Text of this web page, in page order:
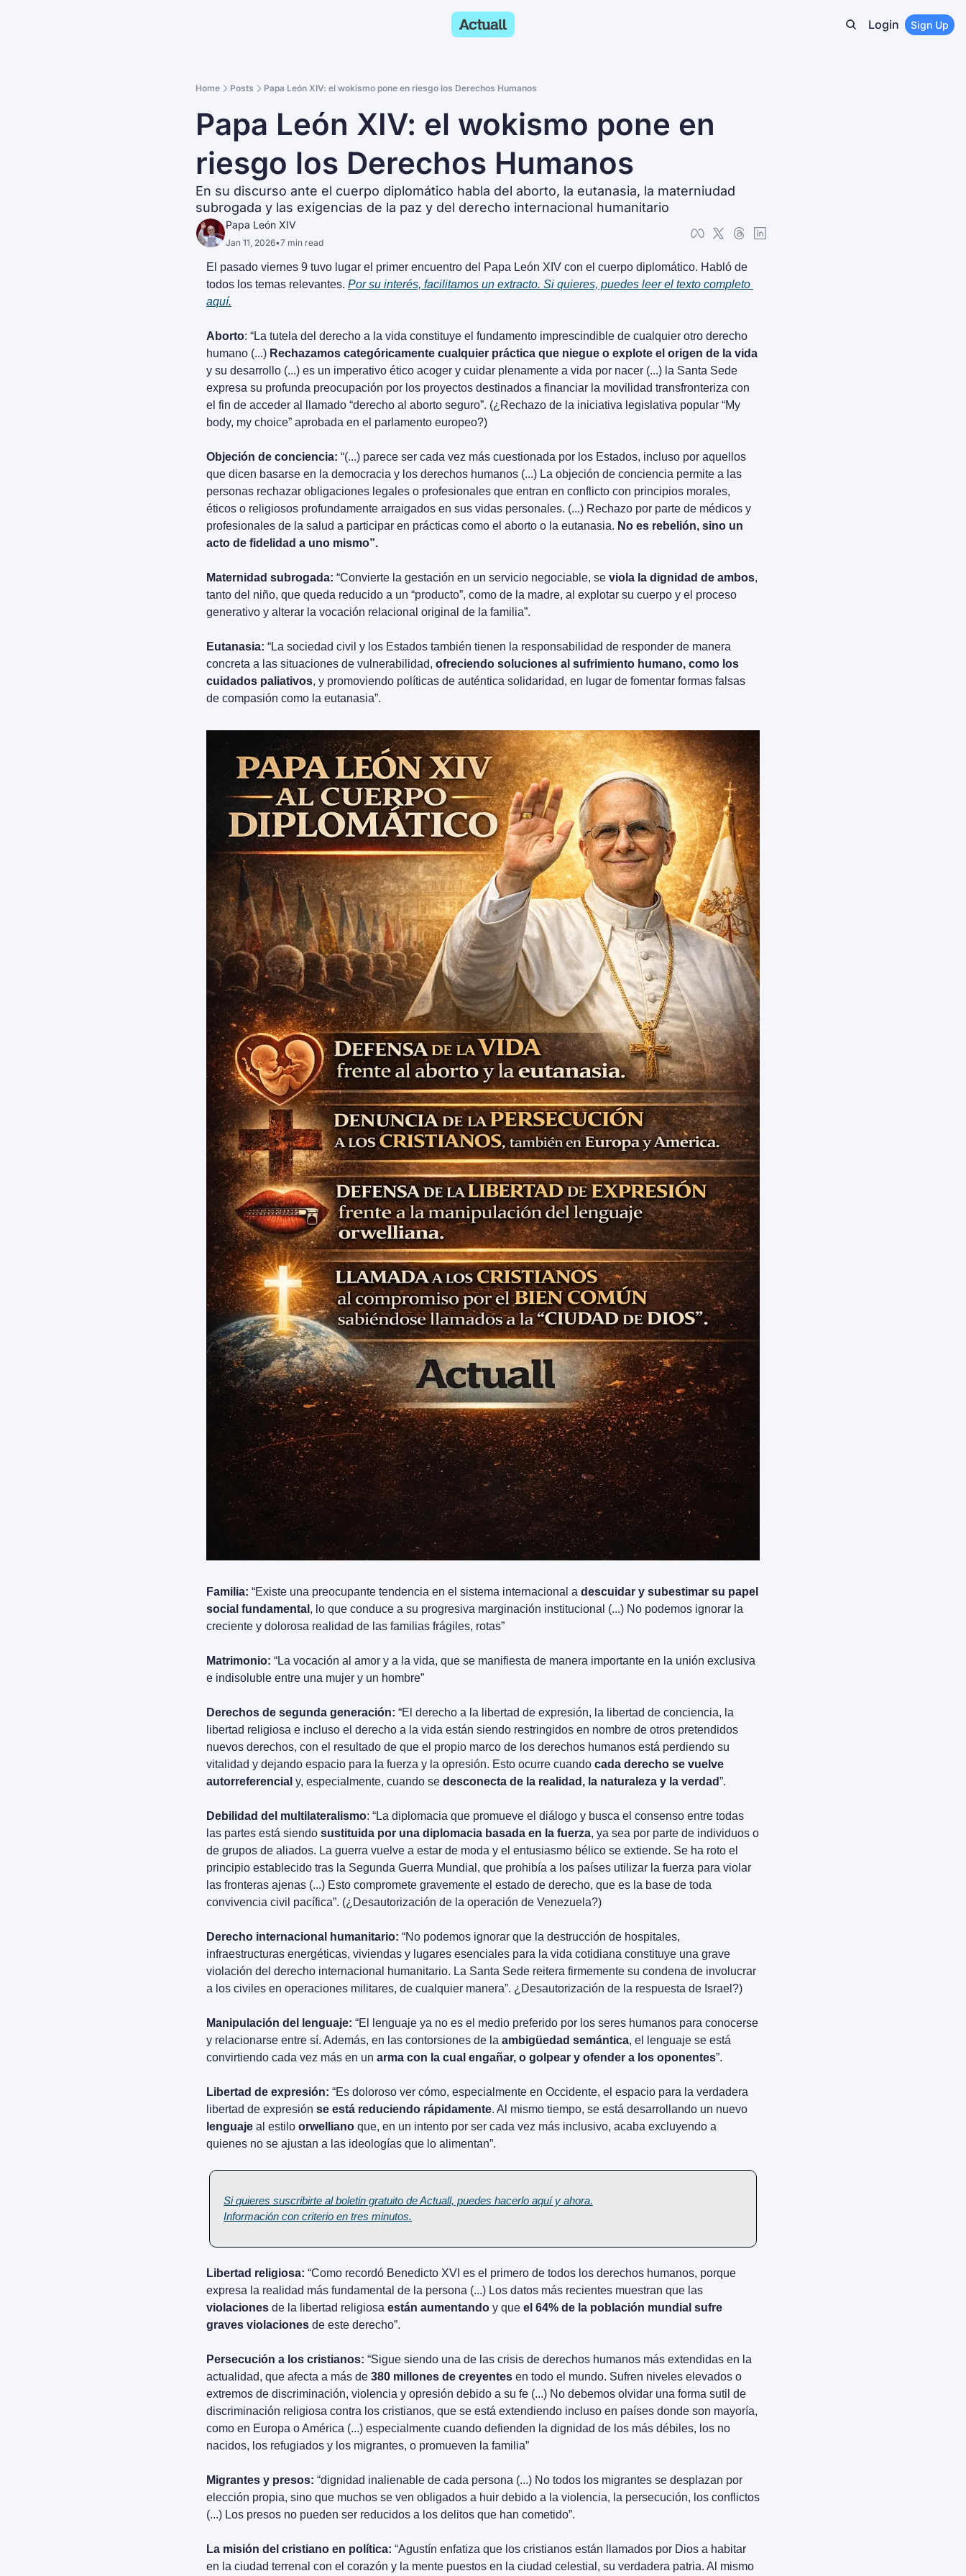
Login Sign Up
Home Posts Papa León XIV: el wokismo pone en riesgo los Derechos Humanos
Papa León XIV: el wokismo pone en
riesgo los Derechos Humanos
En su discurso ante el cuerpo diplomático habla del aborto, la eutanasia, la materniudad
subrogada y las exigencias de la paz y del derecho internacional humanitario
Papa León XIV
Jan 11, 2026•7 min read
El pasado viernes 9 tuvo lugar el primer encuentro del Papa León XIV con el cuerpo diplomático. Habló de
todos los temas relevantes. Por su interés, facilitamos un extracto. Si quieres, puedes leer el texto completo
aquí.
Aborto: “La tutela del derecho a la vida constituye el fundamento imprescindible de cualquier otro derecho
humano (...) Rechazamos categóricamente cualquier práctica que niegue o explote el origen de la vida
y su desarrollo (...) es un imperativo ético acoger y cuidar plenamente a vida por nacer (...) la Santa Sede
expresa su profunda preocupación por los proyectos destinados a financiar la movilidad transfronteriza con
el fin de acceder al llamado “derecho al aborto seguro”. (¿Rechazo de la iniciativa legislativa popular “My
body, my choice” aprobada en el parlamento europeo?)
Objeción de conciencia: “(...) parece ser cada vez más cuestionada por los Estados, incluso por aquellos
que dicen basarse en la democracia y los derechos humanos (...) La objeción de conciencia permite a las
personas rechazar obligaciones legales o profesionales que entran en conflicto con principios morales,
éticos o religiosos profundamente arraigados en sus vidas personales. (...) Rechazo por parte de médicos y
profesionales de la salud a participar en prácticas como el aborto o la eutanasia. No es rebelión, sino un
acto de fidelidad a uno mismo”.
Maternidad subrogada: “Convierte la gestación en un servicio negociable, se viola la dignidad de ambos,
tanto del niño, que queda reducido a un “producto”, como de la madre, al explotar su cuerpo y el proceso
generativo y alterar la vocación relacional original de la familia”.
Eutanasia: “La sociedad civil y los Estados también tienen la responsabilidad de responder de manera
concreta a las situaciones de vulnerabilidad, ofreciendo soluciones al sufrimiento humano, como los
cuidados paliativos, y promoviendo políticas de auténtica solidaridad, en lugar de fomentar formas falsas
de compasión como la eutanasia”.
Familia: “Existe una preocupante tendencia en el sistema internacional a descuidar y subestimar su papel
social fundamental , lo que conduce a su progresiva marginación institucional (...) No podemos ignorar la
creciente y dolorosa realidad de las familias frágiles, rotas”
Matrimonio: “La vocación al amor y a la vida, que se manifiesta de manera importante en la unión exclusiva
e indisoluble entre una mujer y un hombre”
Derechos de segunda generación: “El derecho a la libertad de expresión, la libertad de conciencia, la
libertad religiosa e incluso el derecho a la vida están siendo restringidos en nombre de otros pretendidos
nuevos derechos, con el resultado de que el propio marco de los derechos humanos está perdiendo su
vitalidad y dejando espacio para la fuerza y la opresión. Esto ocurre cuando cada derecho se vuelve
autorreferencial y, especialmente, cuando se desconecta de la realidad, la naturaleza y la verdad”.
Debilidad del multilateralismo: “La diplomacia que promueve el diálogo y busca el consenso entre todas
las partes está siendo sustituida por una diplomacia basada en la fuerza, ya sea por parte de individuos o
de grupos de aliados. La guerra vuelve a estar de moda y el entusiasmo bélico se extiende. Se ha roto el
principio establecido tras la Segunda Guerra Mundial, que prohibía a los países utilizar la fuerza para violar
las fronteras ajenas (...) Esto compromete gravemente el estado de derecho, que es la base de toda
convivencia civil pacífica”. (¿Desautorización de la operación de Venezuela?)
Derecho internacional humanitario: “No podemos ignorar que la destrucción de hospitales,
infraestructuras energéticas, viviendas y lugares esenciales para la vida cotidiana constituye una grave
violación del derecho internacional humanitario. La Santa Sede reitera firmemente su condena de involucrar
a los civiles en operaciones militares, de cualquier manera”. ¿Desautorización de la respuesta de Israel?)
Manipulación del lenguaje: “El lenguaje ya no es el medio preferido por los seres humanos para conocerse
y relacionarse entre sí. Además, en las contorsiones de la ambigüedad semántica, el lenguaje se está
convirtiendo cada vez más en un arma con la cual engañar, o golpear y ofender a los oponentes”.
Libertad de expresión: “Es doloroso ver cómo, especialmente en Occidente, el espacio para la verdadera
libertad de expresión se está reduciendo rápidamente
lenguaje al estilo orwelliano que, en un intento por ser cada vez más inclusivo, acaba excluyendo a
quienes no se ajustan a las ideologías que lo alimentan”.
Si quieres suscribirte al boletin gratuito de Actuall, puedes hacerlo aquí y ahora.
Información con criterio en tres minutos.
Libertad religiosa: “Como recordó Benedicto XVI es el primero de todos los derechos humanos, porque
violaciones de la libertad religiosa están aumentando y que el 64% de la población mundial sufre
graves violaciones de este derecho”.
Persecución a los cristianos: “Sigue siendo una de las crisis de derechos humanos más extendidas en la
actualidad, que afecta a más de 380 millones de creyentes en todo el mundo. Sufren niveles elevados o
extremos de discriminación, violencia y opresión debido a su fe (...) No debemos olvidar una forma sutil de
discriminación religiosa contra los cristianos, que se está extendiendo incluso en países donde son mayoría,
como en Europa o América (...) especialmente cuando defienden la dignidad de los más débiles, los no
nacidos, los refugiados y los migrantes, o promueven la familia”
Migrantes y presos: “dignidad inalienable de cada persona (...) No todos los migrantes se desplazan por
elección propia, sino que muchos se ven obligados a huir debido a la violencia, la persecución, los conflictos
(...) Los presos no pueden ser reducidos a los delitos que han cometido”.
La misión del cristiano en política: “Agustín enfatiza que los cristianos están llamados por Dios a habitar
en la ciudad terrenal con el corazón y la mente puestos en la ciudad celestial, su verdadera patria. Al mismo